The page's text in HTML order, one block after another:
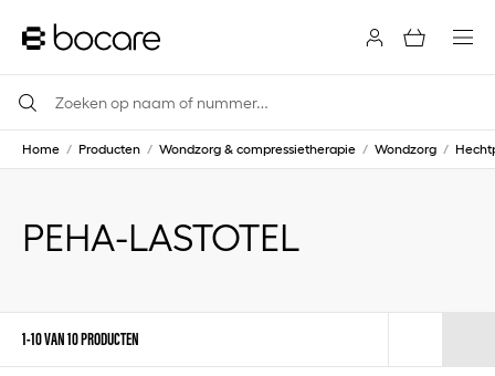
Home / Producten / Wondzorg & compressietherapie / Wondzorg /
PEHA-LASTOTEL
1-10 VAN 10 PRODUCTEN